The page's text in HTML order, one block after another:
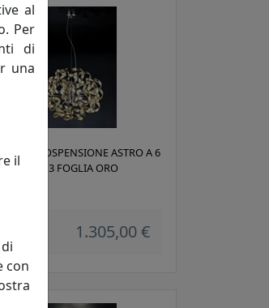
A SOSPENSIONE ASTRO A 6
206.155.13 FOGLIA ORO
1.305,00 €
al
Per
di
una
il
con